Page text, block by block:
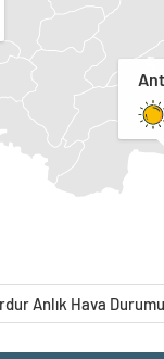
Anlık Hava Durumu